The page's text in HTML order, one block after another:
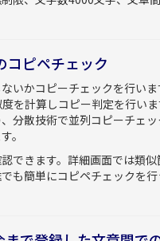
ピペチェック
いかコピーチェックを行い
を計算しコピー判定を行い
分散技術で並列コピーチェ
。
できます。詳細画面では類似
も簡単にコピペチェックを